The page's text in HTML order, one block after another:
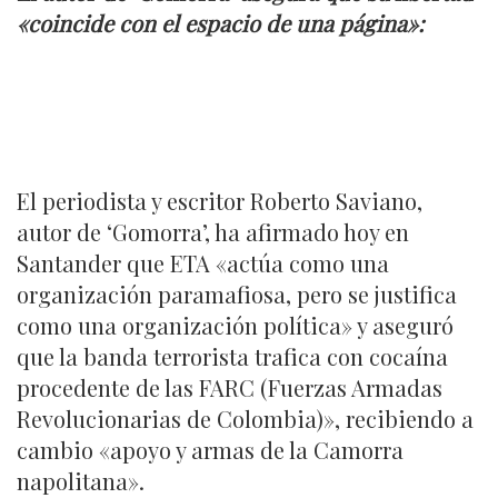
«coincide con el espacio de una página»:
El periodista y escritor Roberto Saviano,
autor de ‘Gomorra’, ha afirmado hoy en
Santander que ETA «actúa como una
organización paramafiosa, pero se justifica
como una organización política» y aseguró
que la banda terrorista trafica con cocaína
procedente de las FARC (Fuerzas Armadas
Revolucionarias de Colombia)», recibiendo a
cambio «apoyo y armas de la Camorra
napolitana».